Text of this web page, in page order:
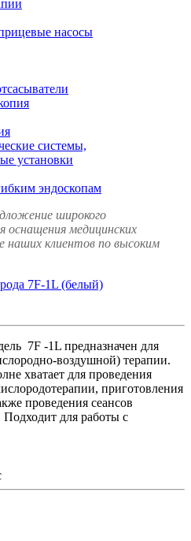
насосы
системы,
установки
эндоскопам
широкого
оснащения медицинских
наших клиентов по высоким
7F -1L предназначен для
воздушной) терапии.
хватает для проведения
приготовления
проведения сеансов
для работы с